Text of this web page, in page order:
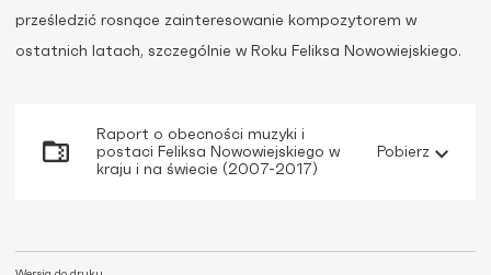
prześledzić rosnące zainteresowanie kompozytorem w
ostatnich latach, szczególnie w Roku Feliksa Nowowiejskiego.
Raport o obecności muzyki i
postaci Feliksa Nowowiejskiego w
kraju i na świecie (2007-2017)
Pobierz